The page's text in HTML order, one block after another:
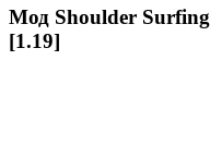
Мод Shoulder
[1.19]